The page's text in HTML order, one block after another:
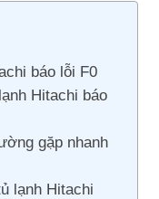
báo lỗi F0
Hitachi báo
gặp nhanh
lạnh Hitachi